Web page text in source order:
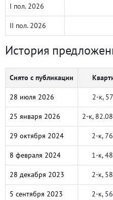
I пол. 2026
II пол. 2026
История
Снято с публикации
28 июля 2026 2-к,
25 января 2026 2-к,
29 октября 2024 2-к,
8 февраля 2024 1-к,
28 декабря 2023 2-к,
5 сентября 2023 2-к,